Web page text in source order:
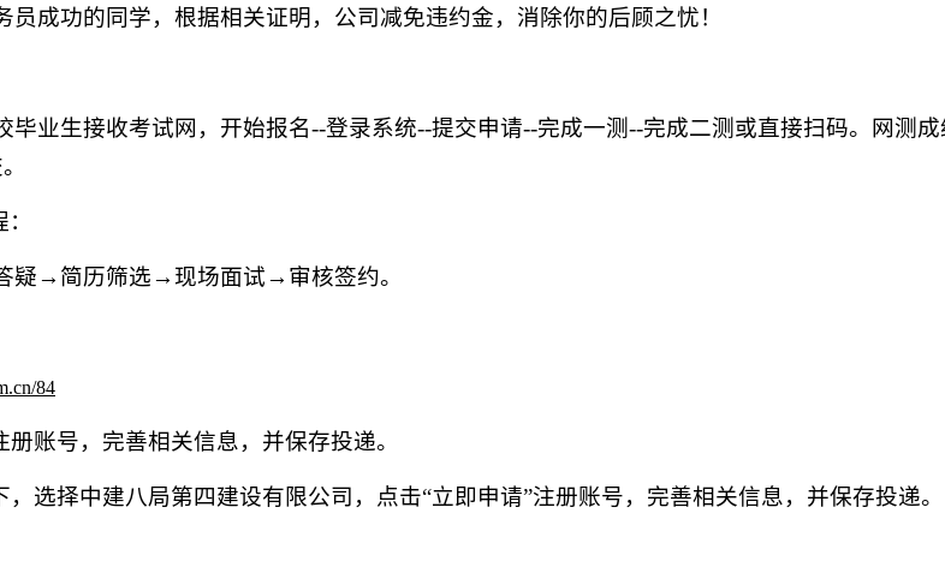
员成功的同学，根据相关证明，公司减免违约金，消除你的后顾之忧！
毕业生接收考试网，开始报名--登录系统--提交申请--完成一测--完成二测或直接扫码。网测
疑→简历筛选→现场面试→审核签约。
84
册账号，完善相关信息，并保存投递。
，选择中建八局第四建设有限公司，点击“立即申请”注册账号，完善相关信息，并保存投递。